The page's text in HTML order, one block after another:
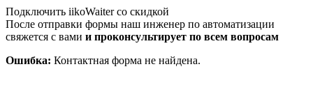
Подключить iikoWaiter со скидкой
После отправки формы наш инженер по автоматизации
свяжется с вами и проконсультирует по всем вопросам
Ошибка: Контактная форма не найдена.